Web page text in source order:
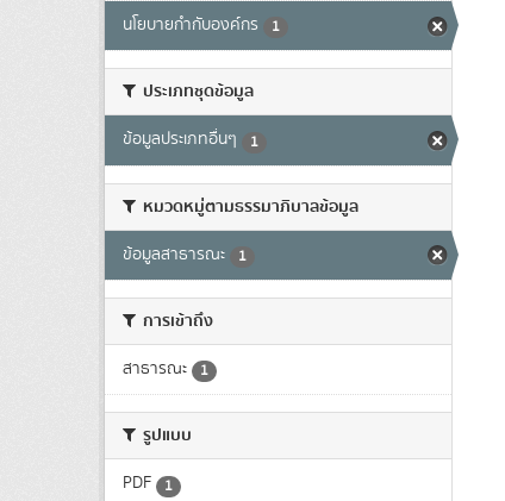
นโยบายกำกับองค์กร 1
ประเภทชุดข้อมูล
ข้อมูลประเภทอื่นๆ 1
หมวดหมู่ตามธรรมาภิบาลข้อมูล
ข้อมูลสาธารณะ 1
การเข้าถึง
สาธารณะ 1
รูปแบบ
PDF 1